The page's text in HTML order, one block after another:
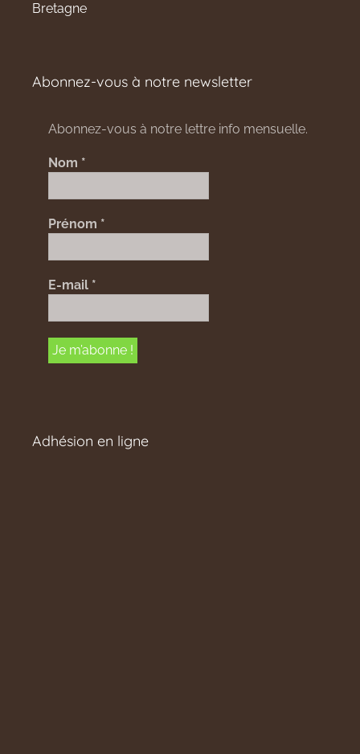
Bretagne
Abonnez-vous à notre newsletter
Abonnez-vous à notre lettre info mensuelle.
Nom *
Prénom *
E-mail *
Adhésion en ligne